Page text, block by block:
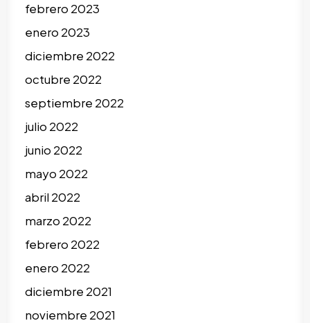
febrero 2023
enero 2023
diciembre 2022
octubre 2022
septiembre 2022
julio 2022
junio 2022
mayo 2022
abril 2022
marzo 2022
febrero 2022
enero 2022
diciembre 2021
noviembre 2021